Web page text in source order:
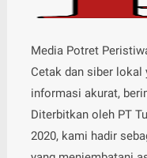
Media Potret
Cetak dan siber lokal
informasi akurat,
Diterbitkan oleh PT
2020, kami hadir